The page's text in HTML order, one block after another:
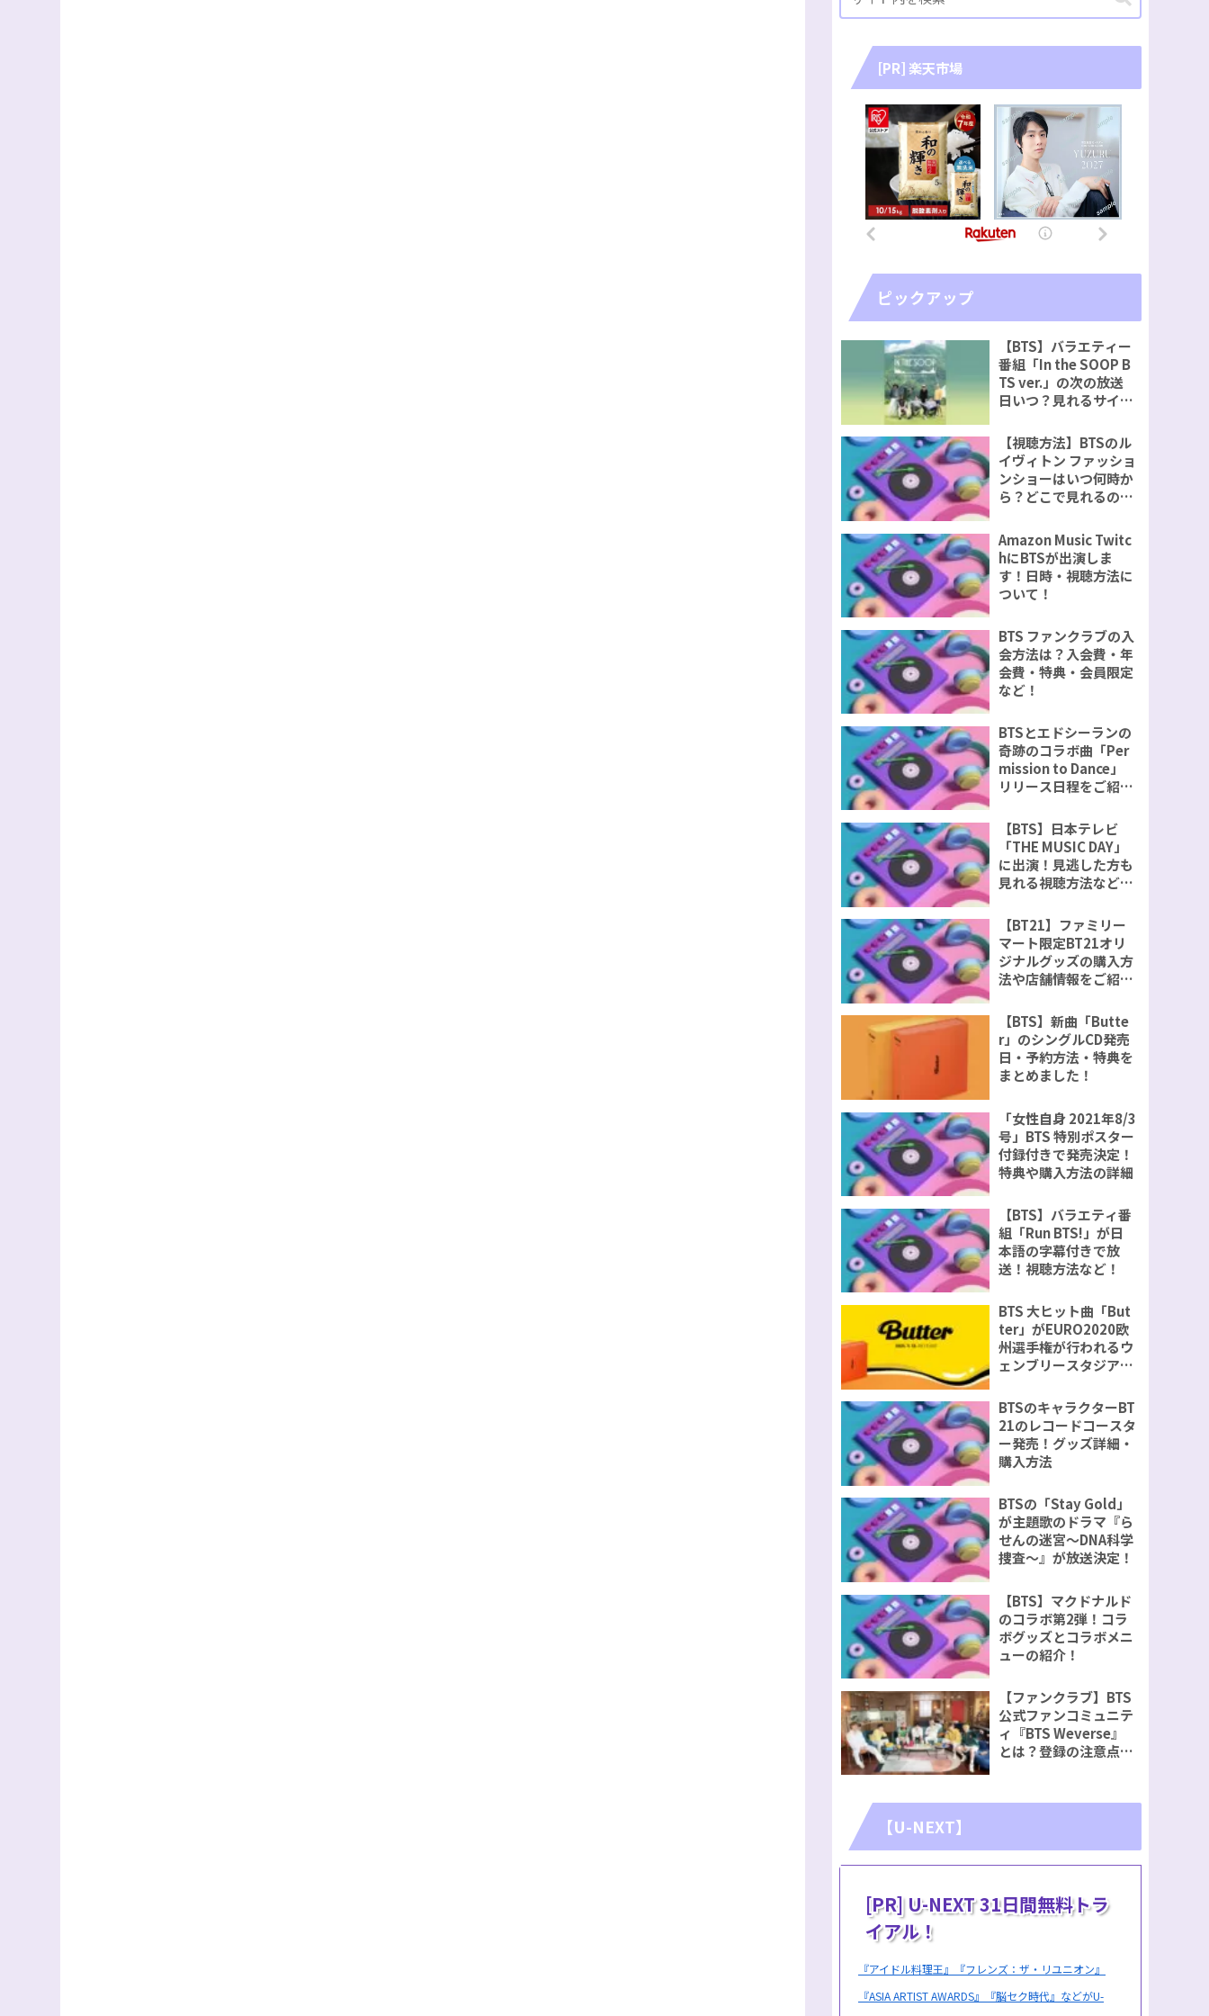
[PR] 楽天市場
ピックアップ
【BTS】バラエティー
番組「In the SOOP B
TS ver.」の次の放送
日いつ？見れるサイト
【視聴方法】BTSのル
イヴィトン ファッショ
ンショーはいつ何時か
ら？どこで見れるの？
Amazon Music Twitc
hにBTSが出演しま
す！日時・視聴方法に
ついて！
BTS ファンクラブの入
会方法は？入会費・年
会費・特典・会員限定
など！
BTSとエドシーランの
奇跡のコラボ曲「Per
mission to Dance」
リリース日程をご紹
【BTS】日本テレビ
「THE MUSIC DAY」
に出演！見逃した方も
見れる視聴方法などを
【BT21】ファミリー
マート限定BT21オリ
ジナルグッズの購入方
法や店舗情報をご紹
【BTS】新曲「Butte
r」のシングルCD発売
日・予約方法・特典を
まとめました！
「女性自身 2021年8/3
号」BTS 特別ポスター
付録付きで発売決定！
特典や購入方法の詳細
【BTS】バラエティ番
組「Run BTS!」が日
本語の字幕付きで放
送！視聴方法など！
BTS 大ヒット曲「But
ter」がEURO2020欧
州選手権が行われるウ
ェンブリースタジアム
BTSのキャラクターBT
21のレコードコースタ
ー発売！グッズ詳細・
購入方法
BTSの「Stay Gold」
が主題歌のドラマ『ら
せんの迷宮～DNA科学
捜査～』が放送決定！
【BTS】マクドナルド
のコラボ第2弾！コラ
ボグッズとコラボメニ
ューの紹介！
【ファンクラブ】BTS
公式ファンコミュニテ
ィ『BTS Weverse』
とは？登録の注意点を
【U-NEXT】
[PR] U-NEXT 31日間無料トラ
イアル！
『アイドル料理王』『フレンズ：ザ・リユニオン』
『ASIA ARTIST AWARDS』『脳セク時代』などがU-